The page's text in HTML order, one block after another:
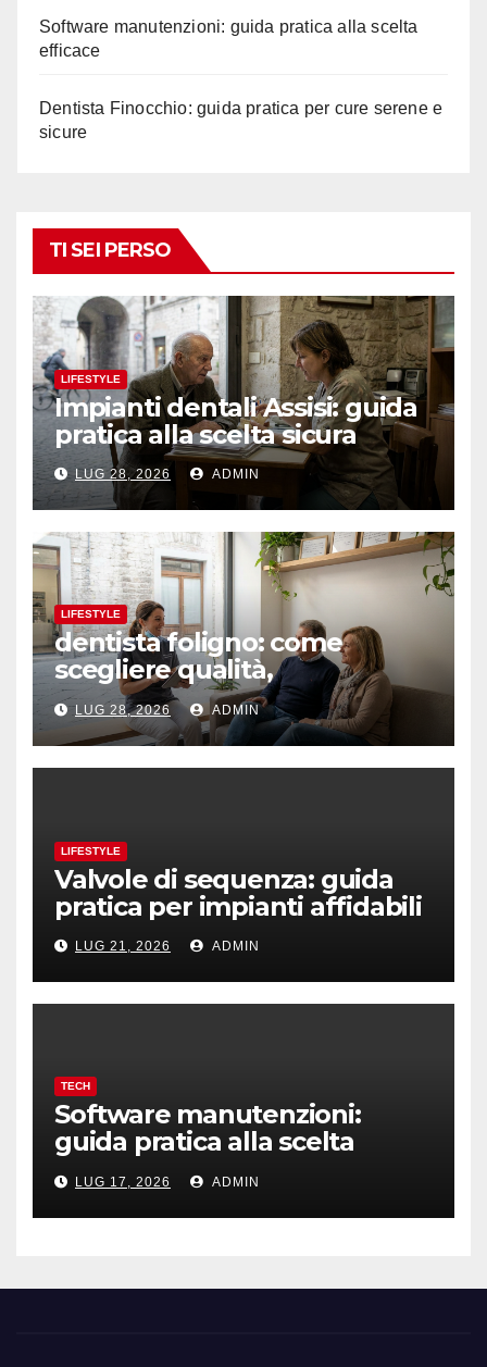
Software manutenzioni: guida pratica alla scelta
efficace
Dentista Finocchio: guida pratica per cure serene e
sicure
TI SEI PERSO
LIFESTYLE
Impianti dentali Assisi: guida
pratica alla scelta sicura
LUG 28, 2026 ADMIN
LIFESTYLE
dentista foligno: come
scegliere qualità,
prevenzione e fiducia
LUG 28, 2026 ADMIN
LIFESTYLE
Valvole di sequenza: guida
pratica per impianti affidabili
LUG 21, 2026 ADMIN
TECH
Software manutenzioni:
guida pratica alla scelta
efficace
LUG 17, 2026 ADMIN